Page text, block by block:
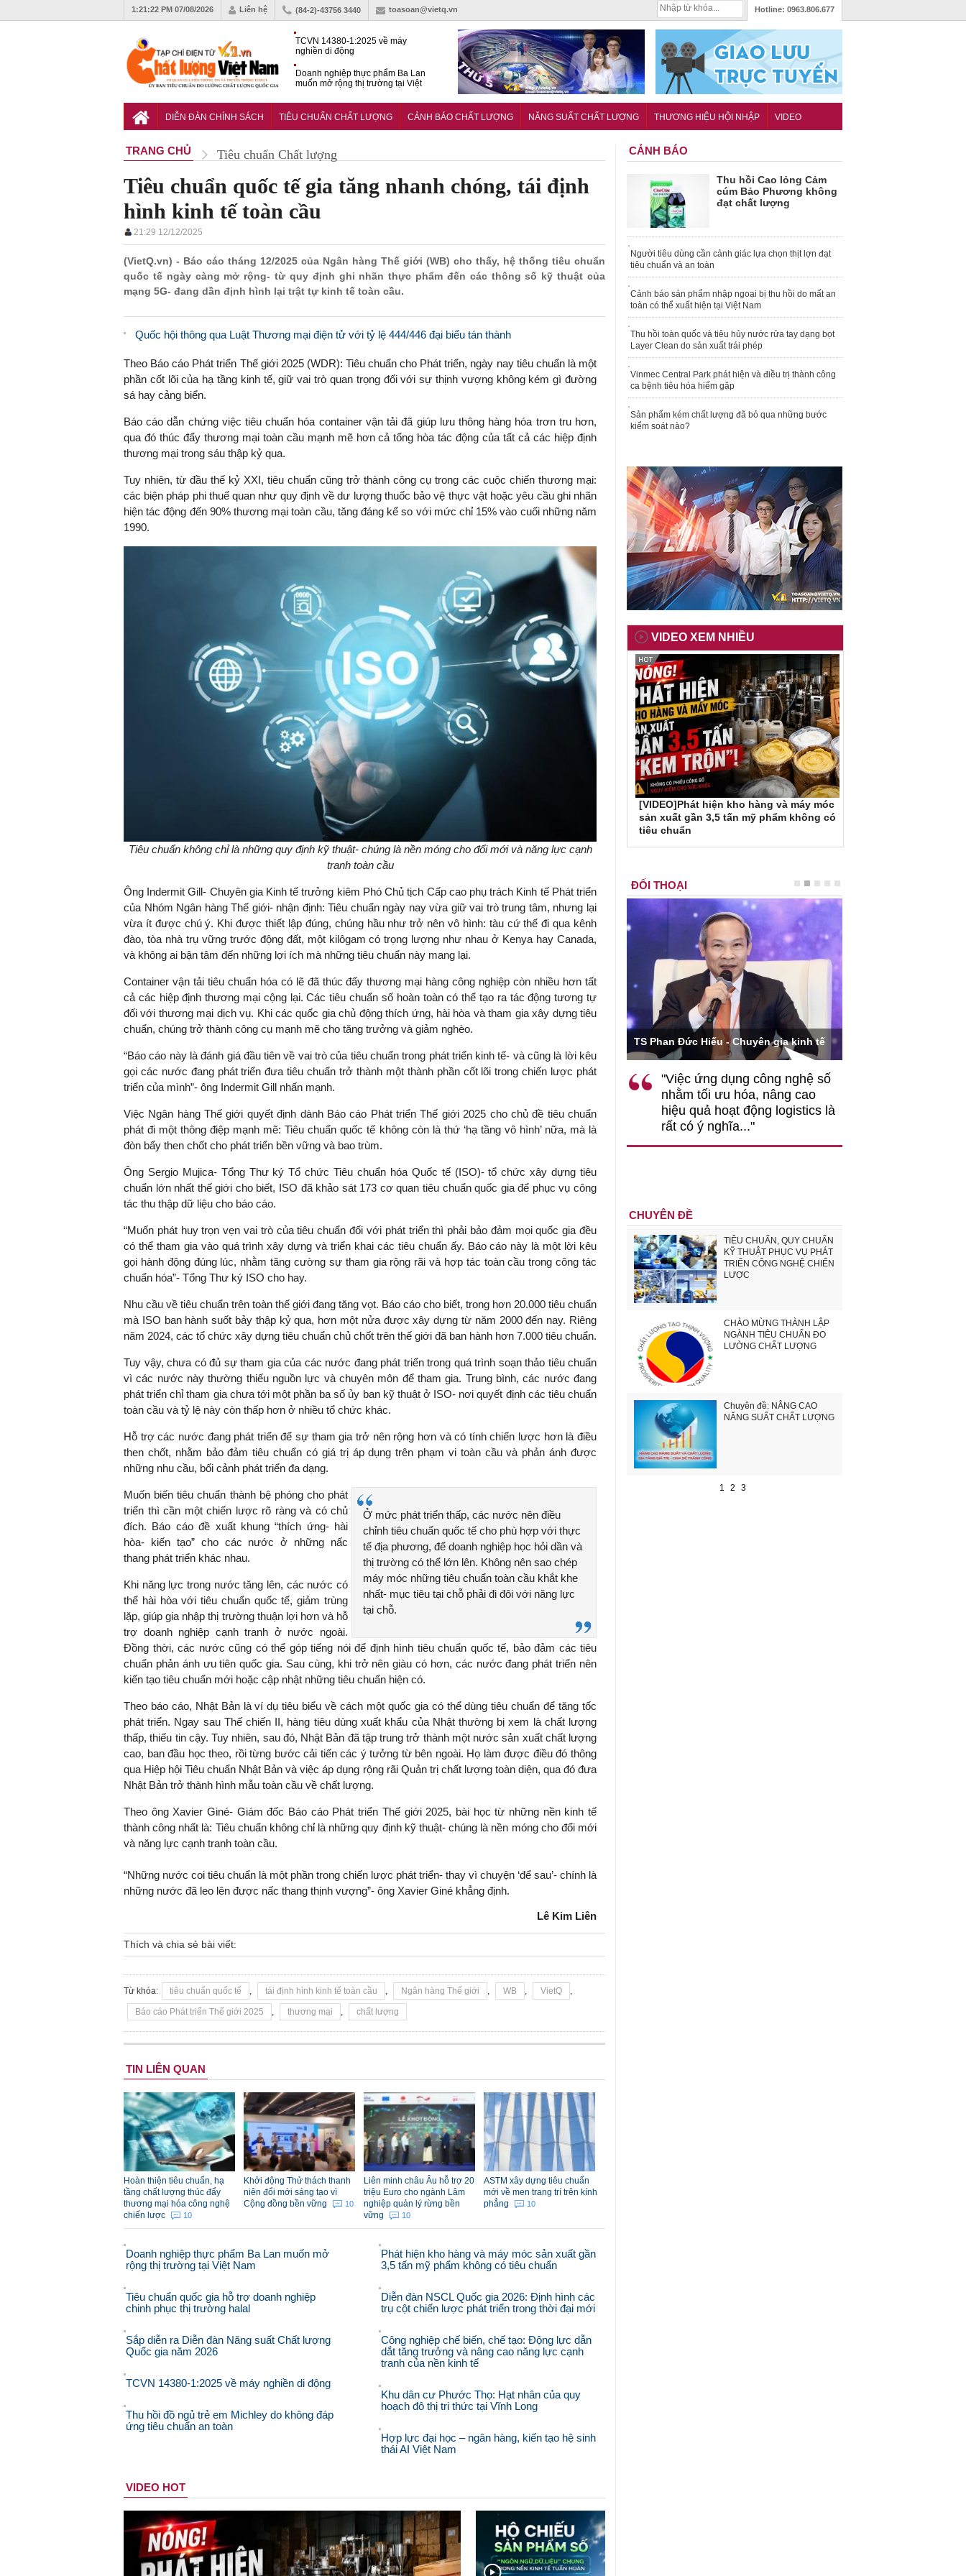
1:21:24 PM 07/08/2026 Liên hệ (84-2)-43756 3440 toasoan@vietq.vn Hotline: 0963.806.677
TCVN 14380-1:2025 về máy
nghiền di động
Doanh nghiệp thực phẩm Ba Lan
muốn mở rộng thị trường tại Việt
nghiệp chinh phục thị trường halal
DIỄN ĐÀN CHÍNH SÁCH TIÊU CHUẨN CHẤT LƯỢNG CẢNH BÁO CHẤT LƯỢNG NĂNG SUẤT CHẤT LƯỢNG THƯƠNG HIỆU HỘI NHẬP VIDEO
TRANG CHỦ Tiêu chuẩn Chất lượng
Tiêu chuẩn quốc tế gia tăng nhanh chóng, tái định
hình kinh tế toàn cầu
21:29 12/12/2025
(VietQ.vn) - Báo cáo tháng 12/2025 của Ngân hàng Thế giới (WB) cho thấy, hệ thống tiêu chuẩn
quốc tế ngày càng mở rộng- từ quy định ghi nhãn thực phẩm đến các thông số kỹ thuật của
mạng 5G- đang dần định hình lại trật tự kinh tế toàn cầu.
Quốc hội thông qua Luật Thương mại điện tử với tỷ lệ 444/446 đại biểu tán thành
Theo Báo cáo Phát triển Thế giới 2025 (WDR): Tiêu chuẩn cho Phát triển, ngày nay tiêu chuẩn là một
phần cốt lõi của hạ tầng kinh tế, giữ vai trò quan trọng đối với sự thịnh vượng không kém gì đường
sá hay cảng biển.
Báo cáo dẫn chứng việc tiêu chuẩn hóa container vận tải đã giúp lưu thông hàng hóa trơn tru hơn,
qua đó thúc đẩy thương mại toàn cầu mạnh mẽ hơn cả tổng hòa tác động của tất cả các hiệp định
thương mại trong sáu thập kỷ qua.
Tuy nhiên, từ đầu thế kỷ XXI, tiêu chuẩn cũng trở thành công cụ trong các cuộc chiến thương mại:
các biện pháp phi thuế quan như quy định về dư lượng thuốc bảo vệ thực vật hoặc yêu cầu ghi nhãn
hiện tác động đến 90% thương mại toàn cầu, tăng đáng kể so với mức chỉ 15% vào cuối những năm
1990.
Tiêu chuẩn không chỉ là những quy định kỹ thuật- chúng là nền móng cho đổi mới và năng lực cạnh
tranh toàn cầu
Ông Indermit Gill- Chuyên gia Kinh tế trưởng kiêm Phó Chủ tịch Cấp cao phụ trách Kinh tế Phát triển
của Nhóm Ngân hàng Thế giới- nhận định: Tiêu chuẩn ngày nay vừa giữ vai trò trung tâm, nhưng lại
vừa ít được chú ý. Khi được thiết lập đúng, chúng hầu như trở nên vô hình: tàu cứ thế đi qua kênh
đào, tòa nhà trụ vững trước động đất, một kilôgam có trọng lượng như nhau ở Kenya hay Canada,
và không ai bận tâm đến những lợi ích mà những tiêu chuẩn này mang lại.
Container vận tải tiêu chuẩn hóa có lẽ đã thúc đẩy thương mại hàng công nghiệp còn nhiều hơn tất
cả các hiệp định thương mại cộng lại. Các tiêu chuẩn số hoàn toàn có thể tạo ra tác động tương tự
đối với thương mại dịch vụ. Khi các quốc gia chủ động thích ứng, hài hòa và tham gia xây dựng tiêu
chuẩn, chúng trở thành công cụ mạnh mẽ cho tăng trưởng và giảm nghèo.
“Báo cáo này là đánh giá đầu tiên về vai trò của tiêu chuẩn trong phát triển kinh tế- và cũng là lời kêu
gọi các nước đang phát triển đưa tiêu chuẩn trở thành một thành phần cốt lõi trong chiến lược phát
triển của mình”- ông Indermit Gill nhấn mạnh.
Việc Ngân hàng Thế giới quyết định dành Báo cáo Phát triển Thế giới 2025 cho chủ đề tiêu chuẩn
phát đi một thông điệp mạnh mẽ: Tiêu chuẩn quốc tế không còn là thứ ‘hạ tầng vô hình’ nữa, mà là
đòn bẩy then chốt cho phát triển bền vững và bao trùm.
Ông Sergio Mujica- Tổng Thư ký Tổ chức Tiêu chuẩn hóa Quốc tế (ISO)- tổ chức xây dựng tiêu
chuẩn lớn nhất thế giới cho biết, ISO đã khảo sát 173 cơ quan tiêu chuẩn quốc gia để phục vụ công
tác thu thập dữ liệu cho báo cáo.
“Muốn phát huy trọn vẹn vai trò của tiêu chuẩn đối với phát triển thì phải bảo đảm mọi quốc gia đều
có thể tham gia vào quá trình xây dựng và triển khai các tiêu chuẩn ấy. Báo cáo này là một lời kêu
gọi hành động đúng lúc, nhằm tăng cường sự tham gia rộng rãi và hợp tác toàn cầu trong công tác
chuẩn hóa”- Tổng Thư ký ISO cho hay.
Nhu cầu về tiêu chuẩn trên toàn thế giới đang tăng vọt. Báo cáo cho biết, trong hơn 20.000 tiêu chuẩn
mà ISO ban hành suốt bảy thập kỷ qua, hơn một nửa được xây dựng từ năm 2000 đến nay. Riêng
năm 2024, các tổ chức xây dựng tiêu chuẩn chủ chốt trên thế giới đã ban hành hơn 7.000 tiêu chuẩn.
Tuy vậy, chưa có đủ sự tham gia của các nước đang phát triển trong quá trình soạn thảo tiêu chuẩn
vì các nước này thường thiếu nguồn lực và chuyên môn để tham gia. Trung bình, các nước đang
phát triển chỉ tham gia chưa tới một phần ba số ủy ban kỹ thuật ở ISO- nơi quyết định các tiêu chuẩn
toàn cầu và tỷ lệ này còn thấp hơn ở nhiều tổ chức khác.
Hỗ trợ các nước đang phát triển để sự tham gia trở nên rộng hơn và có tính chiến lược hơn là điều
then chốt, nhằm bảo đảm tiêu chuẩn có giá trị áp dụng trên phạm vi toàn cầu và phản ánh được
những nhu cầu, bối cảnh phát triển đa dạng.
Ở mức phát triển thấp, các nước nên điều
chỉnh tiêu chuẩn quốc tế cho phù hợp với thực
tế địa phương, để doanh nghiệp học hỏi dần và
thị trường có thể lớn lên. Không nên sao chép
máy móc những tiêu chuẩn toàn cầu khắt khe
nhất- mục tiêu tại chỗ phải đi đôi với năng lực
tại chỗ.
Muốn biến tiêu chuẩn thành bệ phóng cho phát
triển thì cần một chiến lược rõ ràng và có chủ
đích. Báo cáo đề xuất khung “thích ứng- hài
hòa- kiến tạo” cho các nước ở những nấc
thang phát triển khác nhau.
Khi năng lực trong nước tăng lên, các nước có
thể hài hòa với tiêu chuẩn quốc tế, giảm trùng
lặp, giúp gia nhập thị trường thuận lợi hơn và hỗ
trợ doanh nghiệp cạnh tranh ở nước ngoài.
Đồng thời, các nước cũng có thể góp tiếng nói để định hình tiêu chuẩn quốc tế, bảo đảm các tiêu
chuẩn phản ánh ưu tiên quốc gia. Sau cùng, khi trở nên giàu có hơn, các nước đang phát triển nên
kiến tạo tiêu chuẩn mới hoặc cập nhật những tiêu chuẩn hiện có.
Theo báo cáo, Nhật Bản là ví dụ tiêu biểu về cách một quốc gia có thể dùng tiêu chuẩn để tăng tốc
phát triển. Ngay sau Thế chiến II, hàng tiêu dùng xuất khẩu của Nhật thường bị xem là chất lượng
thấp, thiếu tin cậy. Tuy nhiên, sau đó, Nhật Bản đã tập trung trở thành một nước sản xuất chất lượng
cao, ban đầu học theo, rồi từng bước cải tiến các ý tưởng từ bên ngoài. Họ làm được điều đó thông
qua Hiệp hội Tiêu chuẩn Nhật Bản và việc áp dụng rộng rãi Quản trị chất lượng toàn diện, qua đó đưa
Nhật Bản trở thành hình mẫu toàn cầu về chất lượng.
Theo ông Xavier Giné- Giám đốc Báo cáo Phát triển Thế giới 2025, bài học từ những nền kinh tế
thành công nhất là: Tiêu chuẩn không chỉ là những quy định kỹ thuật- chúng là nền móng cho đổi mới
và năng lực cạnh tranh toàn cầu.
“Những nước coi tiêu chuẩn là một phần trong chiến lược phát triển- thay vì chuyện ‘để sau’- chính là
những nước đã leo lên được nấc thang thịnh vượng”- ông Xavier Giné khẳng định.
Lê Kim Liên
Thích và chia sẻ bài viết:
Từ khóa: tiêu chuẩn quốc tế , tái định hình kinh tế toàn cầu , Ngân hàng Thế giới , WB , VietQ ,
Báo cáo Phát triển Thế giới 2025 , thương mại , chất lượng
TIN LIÊN QUAN
Hoàn thiện tiêu chuẩn, hạ
tầng chất lượng thúc đẩy
thương mại hóa công nghệ
chiến lược
10
Khởi động Thử thách thanh
niên đổi mới sáng tạo vì
Cộng đồng bền vững
10
Liên minh châu Âu hỗ trợ 20
triệu Euro cho ngành Lâm
nghiệp quản lý rừng bền
vững
10
ASTM xây dựng tiêu chuẩn
mới về men trang trí trên kính
phẳng
10
Doanh nghiệp thực phẩm Ba Lan muốn mở
rộng thị trường tại Việt Nam
Tiêu chuẩn quốc gia hỗ trợ doanh nghiệp
chinh phục thị trường halal
Sắp diễn ra Diễn đàn Năng suất Chất lượng
Quốc gia năm 2026
TCVN 14380-1:2025 về máy nghiền di động
Thu hồi đồ ngủ trẻ em Michley do không đáp
ứng tiêu chuẩn an toàn
Phát hiện kho hàng và máy móc sản xuất gần
3,5 tấn mỹ phẩm không có tiêu chuẩn
Diễn đàn NSCL Quốc gia 2026: Định hình các
trụ cột chiến lược phát triển trong thời đại mới
Công nghiệp chế biến, chế tạo: Động lực dẫn
dắt tăng trưởng và nâng cao năng lực cạnh
tranh của nền kinh tế
Khu dân cư Phước Thọ: Hạt nhân của quy
hoạch đô thị tri thức tại Vĩnh Long
Hợp lực đại học – ngân hàng, kiến tạo hệ sinh
thái AI Việt Nam
VIDEO HOT
CẢNH BÁO
Thu hồi Cao lỏng Cảm
cúm Bảo Phương không
đạt chất lượng
Người tiêu dùng cần cảnh giác lựa chọn thịt lợn đạt
tiêu chuẩn và an toàn
Cảnh báo sản phẩm nhập ngoại bị thu hồi do mất an
toàn có thể xuất hiện tại Việt Nam
Thu hồi toàn quốc và tiêu hủy nước rửa tay dạng bọt
Layer Clean do sản xuất trái phép
Vinmec Central Park phát hiện và điều trị thành công
ca bệnh tiêu hóa hiếm gặp
Sản phẩm kém chất lượng đã bỏ qua những bước
kiểm soát nào?
VIDEO XEM NHIỀU
[VIDEO]Phát hiện kho hàng và máy móc
sản xuất gần 3,5 tấn mỹ phẩm không có
tiêu chuẩn
ĐỐI THOẠI
TS. Nguyễn Đức Độ - Phó Viện trưởng
"Có rất nhiều việc phải làm
ngay từ bây giờ và trên thực tế
đang được tiến hành như tăng
đầu tư cho khoa học công
nghệ; ban hành các cơ chế
khởi nghiệp..."
Việc sử dụng hiệu quả chính
nghĩa hỗ trợ ngắn hạn mà còn
đóng vai trò tạo nền tảng cho
TS Phan Đức Hiếu - Chuyên gia kinh tế
"Việc ứng dụng công nghệ số
nhằm tối ưu hóa, nâng cao
hiệu quả hoạt động logistics là
rất có ý nghĩa..."
CHUYÊN ĐỀ
TIÊU CHUẨN, QUY CHUẨN
KỸ THUẬT PHỤC VỤ PHÁT
TRIỂN CÔNG NGHỆ CHIẾN
LƯỢC
CHÀO MỪNG THÀNH LẬP
NGÀNH TIÊU CHUẨN ĐO
LƯỜNG CHẤT LƯỢNG
Chuyên đề: NÂNG CAO
NĂNG SUẤT CHẤT LƯỢNG
1 2 3